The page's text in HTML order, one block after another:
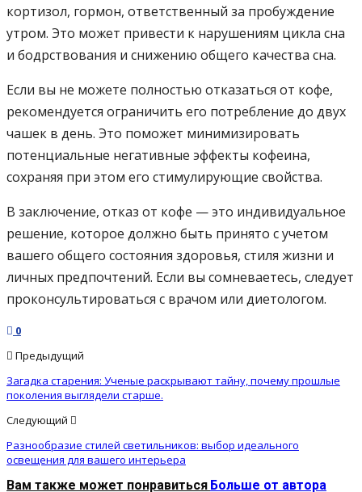
кортизол, гормон, ответственный за пробуждение
утром. Это может привести к нарушениям цикла сна
и бодрствования и снижению общего качества сна.
Если вы не можете полностью отказаться от кофе,
рекомендуется ограничить его потребление до двух
чашек в день. Это поможет минимизировать
потенциальные негативные эффекты кофеина,
сохраняя при этом его стимулирующие свойства.
В заключение, отказ от кофе — это индивидуальное
решение, которое должно быть принято с учетом
вашего общего состояния здоровья, стиля жизни и
личных предпочтений. Если вы сомневаетесь, следует
проконсультироваться с врачом или диетологом.
0
Предыдущий
Загадка старения: Ученые раскрывают тайну, почему прошлые
поколения выглядели старше.
Следующий
Разнообразие стилей светильников: выбор идеального
освещения для вашего интерьера
Вам также может понравиться Больше от автора